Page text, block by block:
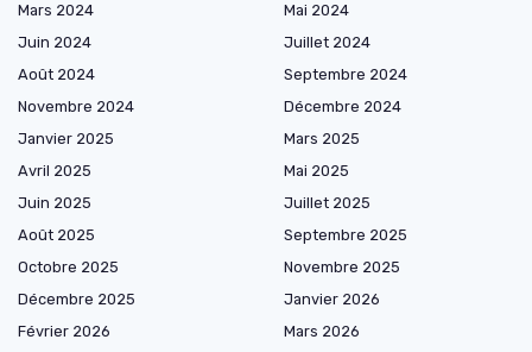
Mars 2024
Mai 2024
Juin 2024
Juillet 2024
Août 2024
Septembre 2024
Novembre 2024
Décembre 2024
Janvier 2025
Mars 2025
Avril 2025
Mai 2025
Juin 2025
Juillet 2025
Août 2025
Septembre 2025
Octobre 2025
Novembre 2025
Décembre 2025
Janvier 2026
Février 2026
Mars 2026